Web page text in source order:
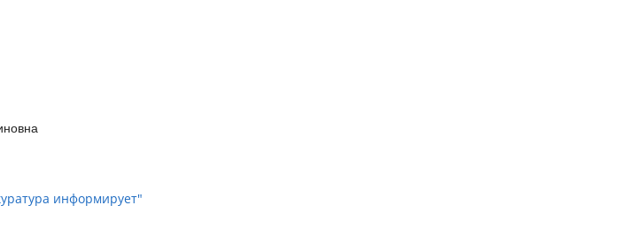
информирует"